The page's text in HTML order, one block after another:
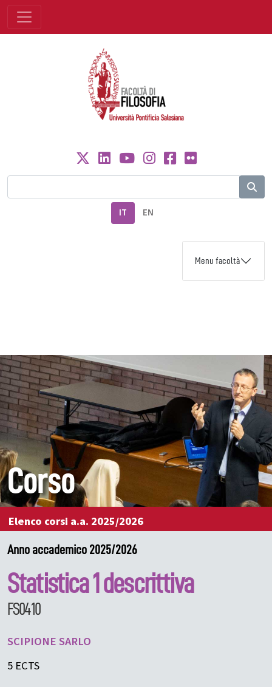
IT EN
Menu facoltà
Corso
Elenco corsi a.a. 2025/2026
Anno accademico 2025/2026
Statistica 1 descrittiva
FS0410
SCIPIONESARLO
5 ECTS